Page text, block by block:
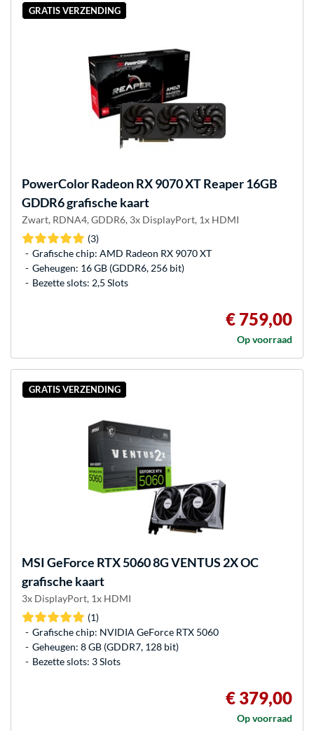
GRATIS VERZENDING
PowerColorRadeon RX 9070 XT Reaper 16GB
GDDR6 grafische kaart
Zwart, RDNA4, GDDR6, 3x DisplayPort, 1x HDMI
(3)
Grafische chip: AMD Radeon RX 9070 XT
Geheugen: 16 GB (GDDR6, 256 bit)
Bezette slots: 2,5 Slots
€ 759,00
Op voorraad
GRATIS VERZENDING
MSI GeForce RTX 5060 8G VENTUS 2X OC
grafische kaart
3x DisplayPort, 1x HDMI
(1)
Grafische chip: NVIDIA GeForce RTX 5060
Geheugen: 8 GB (GDDR7, 128 bit)
Bezette slots: 3 Slots
€ 379,00
Op voorraad